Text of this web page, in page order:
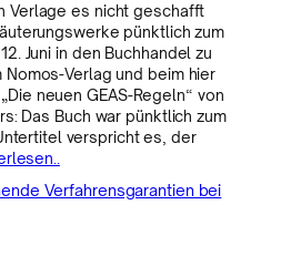
Verlage es nicht geschafft
pünktlich zum
Juni in den Buchhandel zu
Verlag und beim hier
neuen GEAS-Regeln“ von
Das Buch war pünktlich zum
verspricht es, der
Verfahrensgarantien bei